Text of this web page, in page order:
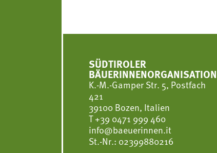
SÜDTIROLER
BÄUERINNENORGANISATION
K.-M.-Gamper Str. 5, Postfach
421
39100 Bozen, Italien
T+39 0471 999 460
info@baeuerinnen.it
St.-Nr.: 02399880216